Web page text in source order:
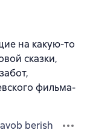
на какую-то
сказки,
фильма-
berish